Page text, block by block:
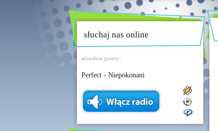
słuchaj nas online
aktualnie gramy:
Perfect - Niepokonani